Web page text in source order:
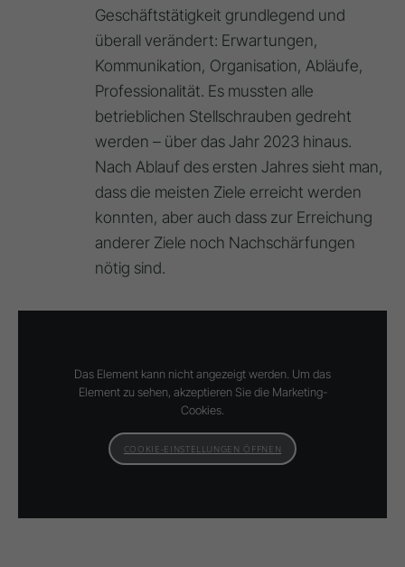
Geschäftstätigkeit grundlegend und
überall verändert: Erwartungen,
Kommunikation, Organisation, Abläufe,
Professionalität. Es mussten alle
betrieblichen Stellschrauben gedreht
werden – über das Jahr 2023 hinaus.
Nach Ablauf des ersten Jahres sieht man,
dass die meisten Ziele erreicht werden
konnten, aber auch dass zur Erreichung
anderer Ziele noch Nachschärfungen
nötig sind.
Das Element kann nicht angezeigt werden. Um das
Element zu sehen, akzeptieren Sie die Marketing-
Cookies.
COOKIE-EINSTELLUNGEN ÖFFNEN